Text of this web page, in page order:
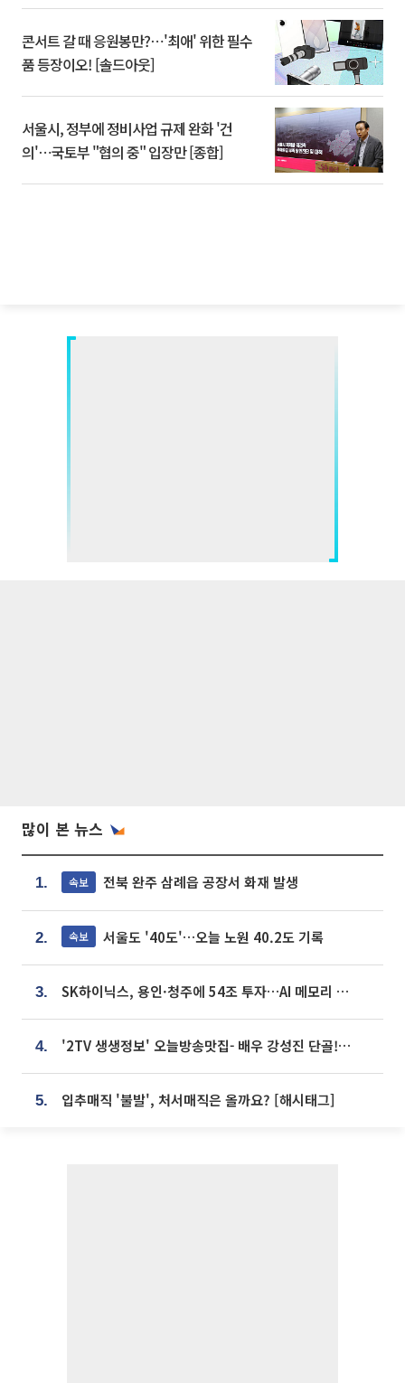
콘서트 갈 때 응원봉만?⋯'최애' 위한 필수
품 등장이오! [솔드아웃]
서울시, 정부에 정비사업 규제 완화 '건
의'⋯국토부 "협의 중" 입장만 [종합]
많이 본 뉴스
1. 속보 전북 완주 삼례읍 공장서 화재 발생
2. 속보 서울도 '40도'…오늘 노원 40.2도 기록
3. SK하이닉스, 용인·청주에 54조 투자…AI 메모리 생산기지 키운다
4. '2TV 생생정보' 오늘방송맛집- 배우 강성진 단골! 쌀국수ㆍ푸팟퐁 커리 맛집 '블○○○'
5. 입추매직 '불발', 처서매직은 올까요? [해시태그]